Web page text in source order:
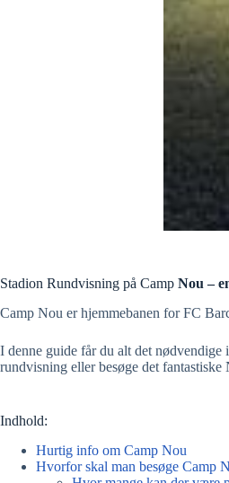
Stadion Rundvisning på Camp Nou –
Camp Nou er hjemmebanen for FC
I denne guide får du alt det nødvendige
rundvisning eller besøge det
Indhold:
Hurtig info om Camp Nou
Hvorfor skal man besøge Camp